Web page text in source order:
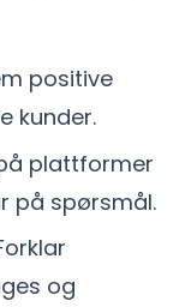
positive
kunder.
plattformer
på spørsmål.
og